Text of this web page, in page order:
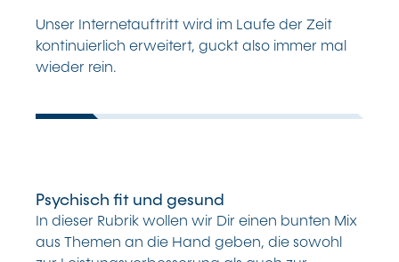
Unser Internetauftritt wird im Laufe der Zeit
kontinuierlich erweitert, guckt also immer mal
wieder rein.
Psychisch fit und gesund
In dieser Rubrik wollen wir Dir einen bunten Mix
aus Themen an die Hand geben, die sowohl